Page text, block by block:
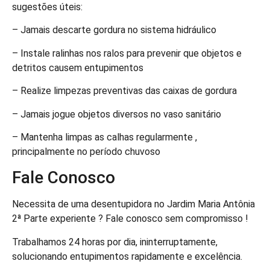
sugestões úteis:
– Jamais descarte gordura no sistema hidráulico
– Instale ralinhas nos ralos para prevenir que objetos e
detritos causem entupimentos
– Realize limpezas preventivas das caixas de gordura
– Jamais jogue objetos diversos no vaso sanitário
– Mantenha limpas as calhas regularmente ,
principalmente no período chuvoso
Fale Conosco
Necessita de uma desentupidora no Jardim Maria Antônia
2ª Parte experiente ? Fale conosco sem compromisso !
Trabalhamos 24 horas por dia, ininterruptamente,
solucionando entupimentos rapidamente e excelência.